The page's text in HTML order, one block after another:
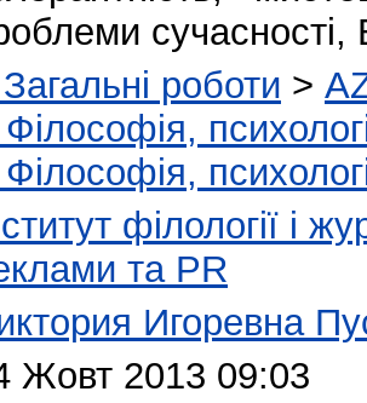
сучасності,
роботи >
філології і
та PR
Игоревна
Жовт 2013 09:03